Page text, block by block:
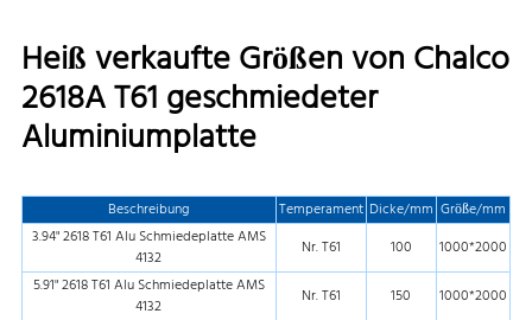
Heiß verkaufte Größen von Chalco
2618A T61 geschmiedeter
Aluminiumplatte
Beschreibung Temperament Dicke/mm Größe/mm
3.94" 2618 T61 Alu Schmiedeplatte AMS
4132
Nr. T61 100
1000*2000
5.91" 2618 T61 Alu Schmiedeplatte AMS
4132
Nr. T61 150
1000*2000